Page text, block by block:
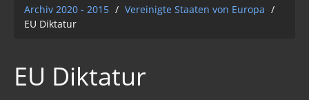
Stöverstuuv´s Klöndöör
Archiv 2020 - 2015
Archiv 2020 - 2015 / Vereinigte Staaten von Europa /
EU Diktatur
EU Diktatur